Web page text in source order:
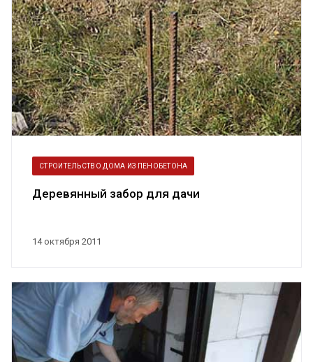
14 октября 2011
СТРОИТЕЛЬСТВО ДОМА ИЗ ПЕНОБЕТОНА
Деревянный забор для дачи